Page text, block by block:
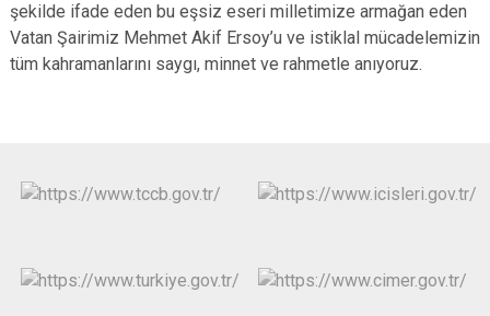
Demre
Kaş
Konyaaltı
Muratpaşa
şekilde ifade eden bu eşsiz eseri milletimize armağan eden
Vatan Şairimiz Mehmet Akif Ersoy’u ve istiklal mücadelemizin
tüm kahramanlarını saygı, minnet ve rahmetle anıyoruz.